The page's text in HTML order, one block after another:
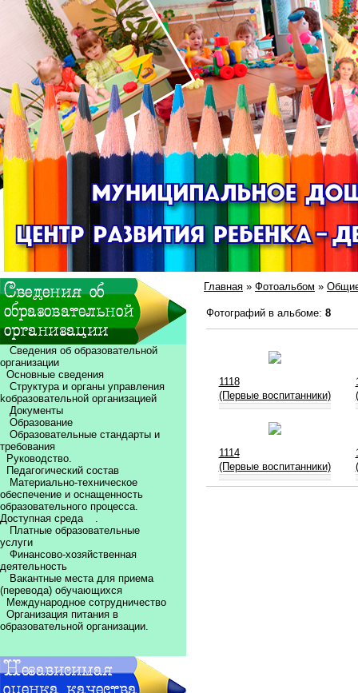
Сведения об образовательной
организации
Основные сведения
Структура и органы управления
kобразовательной организацией
Документы
Образование
Образовательные стандарты и
требования
Руководство.
Педагогический состав
Материально-техническое
обеспечение и оснащенность
образовательного процесса.
Доступная среда
.
Платные образовательные
услуги
Финансово-хозяйственная
деятельность
Вакантные места для приема
(перевода) обучающихся
Международное сотрудничество
Организация питания в
образовательной организации.
Главная » Фотоальбом »
Фотографий в альбоме: 8
1118
(Первые воспитанники)
1114
(Первые воспитанники)